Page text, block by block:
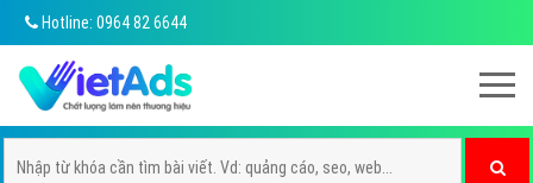
Hotline: 0964 82 6644